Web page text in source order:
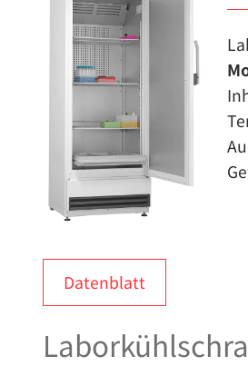
Datenblatt